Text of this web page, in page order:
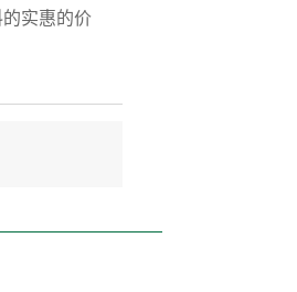
实惠的价